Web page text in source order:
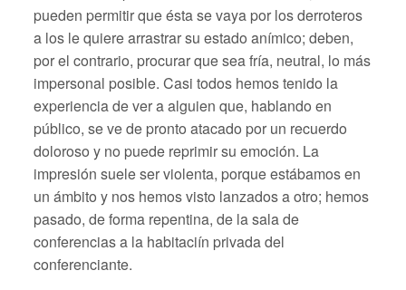
pueden permitir que ésta se vaya por los derroteros
a los le quiere arrastrar su estado anímico; deben,
por el contrario, procurar que sea fría, neutral, lo más
impersonal posible. Casi todos hemos tenido la
experiencia de ver a alguien que, hablando en
público, se ve de pronto atacado por un recuerdo
doloroso y no puede reprimir su emoción. La
impresión suele ser violenta, porque estábamos en
un ámbito y nos hemos visto lanzados a otro; hemos
pasado, de forma repentina, de la sala de
conferencias a la habitaciín privada del
conferenciante.